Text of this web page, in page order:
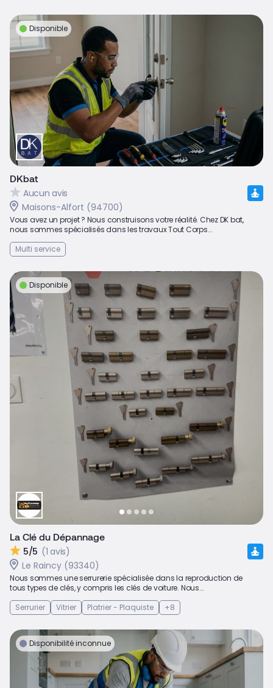
Disponible
DKbat
Aucun avis
Maisons-Alfort (94700)
Vous avez un projet ? Nous construisons votre réalité. Chez DK bat,
nous sommes spécialisés dans les travaux Tout Corps...
Multi service
Disponible
La Clé du Dépannage
5/5 (1 avis)
Le Raincy (93340)
Nous sommes une serrurerie spécialisée dans la reproduction de
tous types de clés, y compris les clés de voiture. Nous...
Serrurier
Vitrier Platrier - Plaquiste +8
Disponibilité inconnue